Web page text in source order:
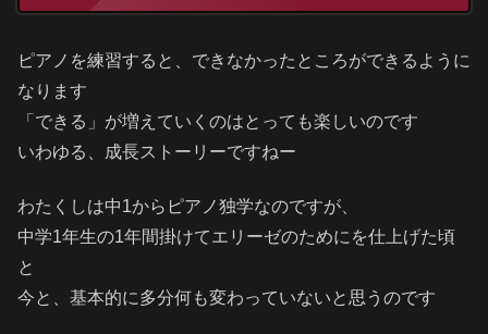
ピアノを練習すると、できなかったところができるように
なります
「できる」が増えていくのはとっても楽しいのです
いわゆる、成長ストーリーですねー
わたくしは中1からピアノ独学なのですが、
中学1年生の1年間掛けてエリーゼのためにを仕上げた頃
と
今と、基本的に多分何も変わっていないと思うのです